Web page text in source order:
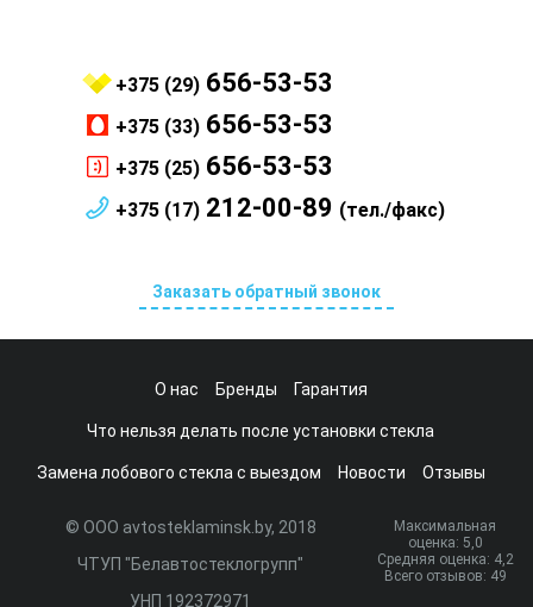
+375 (29) 656-53-53
+375 (33) 656-53-53
+375 (25) 656-53-53
+375 (17) 212-00-89 (тел./факс)
Заказать обратный звонок
О нас Бренды Гарантия
Что нельзя делать после установки стекла
Замена лобового стекла с выездом Новости Отзывы
© ООО avtosteklaminsk.by, 2018
ЧТУП "Белавтостеклогрупп"
УНП 192372971
Максимальная
оценка: 5,0
Средняя оценка: 4,2
Всего отзывов: 49